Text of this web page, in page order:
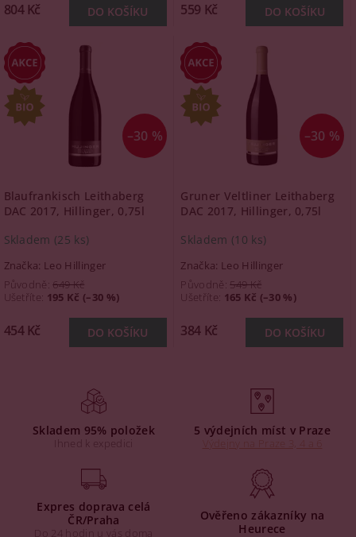
804 Kč 559 Kč
–30 %
Blaufrankisch Leithaberg
DAC 2017, Hillinger, 0,75l
Skladem (25 ks)
Značka: Leo Hillinger
Původně:649 Kč
Ušetříte: 195 Kč (–30 %)
454 Kč
–30 %
Gruner Veltliner Leithaberg
DAC 2017, Hillinger, 0,75l
Skladem (10 ks)
Značka: Leo Hillinger
Původně:549 Kč
Ušetříte: 165 Kč (–30 %)
384 Kč
Skladem 95% položek
Ihned k expedici
5 výdejních míst v Praze
Expres doprava celá
ČR/Praha
Do 24 hodin u vás doma
Ověřeno zákazníky na
Heurece